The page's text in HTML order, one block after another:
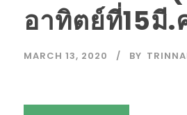
อาทิตย์ที่15มี
MARCH 13, 2020 BY